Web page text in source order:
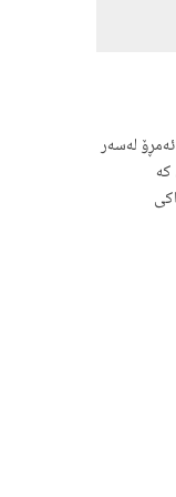
لەسەر
کە